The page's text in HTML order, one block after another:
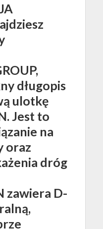
,
długopis
ulotkę
. Jest to
na
oraz
dróg
zawiera D-